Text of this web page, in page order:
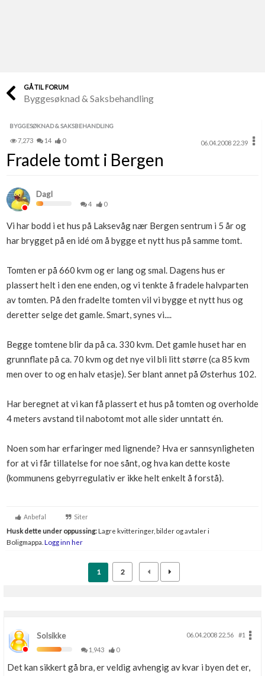
Finn håndverkere
Papirer som mangler
Skaff dokumentasjon som mangler
Kundeservice
Få svar på det du lurer på
Kom i gang med Boligmappa
Se din bolig? Klikk her
Boligmappa+
Få mer ut av Boligmappa
Nytt
GÅ TIL FORUM
Byggesøknad & Saksbehandling
BYGGESØKNAD & SAKSBEHANDLING
7,273 14 0 06.04.2008 22.39
Fradele tomt i Bergen
DagI
4 0
Vi har bodd i et hus på Laksevåg nær Bergen sentrum i 5 år og
har brygget på en idé om å bygge et nytt hus på samme tomt.
Tomten er på 660 kvm og er lang og smal. Dagens hus er
plassert helt i den ene enden, og vi tenkte å fradele halvparten
av tomten. På den fradelte tomten vil vi bygge et nytt hus og
deretter selge det gamle. Smart, synes vi....
Begge tomtene blir da på ca. 330 kvm. Det gamle huset har en
grunnflate på ca. 70 kvm og det nye vil bli litt større (ca 85 kvm
men over to og en halv etasje). Ser blant annet på Østerhus 102.
Har beregnet at vi kan få plassert et hus på tomten og overholde
4 meters avstand til nabotomt mot alle sider unntatt én.
Noen som har erfaringer med lignende? Hva er sannsynligheten
for at vi får tillatelse for noe sånt, og hva kan dette koste
(kommunens gebyrregulativ er ikke helt enkelt å forstå).
Anbefal Siter
Husk dette under oppussing:Lagre kvitteringer, bilder og avtaler i
Boligmappa. Logg inn her
1 2
Solsikke 06.04.2008 22.56
#1
1,943
0
Det kan sikkert gå bra, er veldig avhengig av kvar i byen det er,